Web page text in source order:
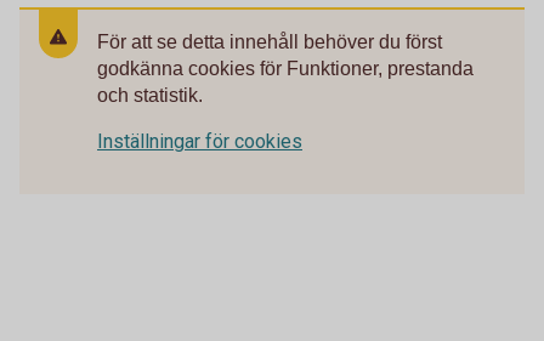
För att se detta innehåll behöver du först
godkänna cookies för Funktioner, prestanda
och statistik.
Inställningar för cookies